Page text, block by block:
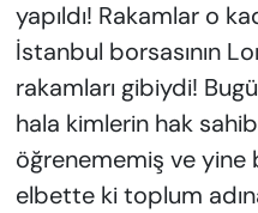
yapıldı! Rakamlar o
İstanbul borsasının
rakamları gibiydi!
hala kimlerin hak
öğrenememiş ve yine
elbette ki toplum